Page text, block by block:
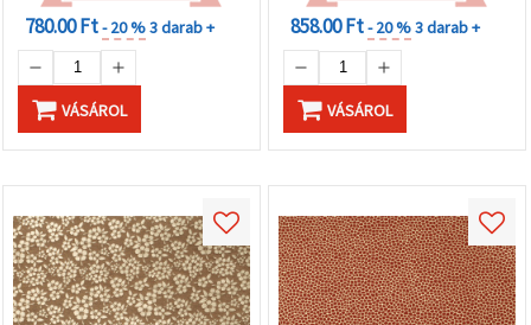
aranysárga – HP44
780.00 Ft- 20 %3 darab +
VÁSÁROL
858.00 Ft- 20 %3 darab +
VÁSÁROL